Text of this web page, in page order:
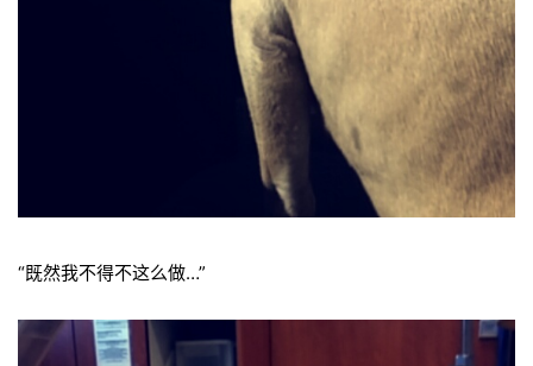
“既然我不得不这么做…”